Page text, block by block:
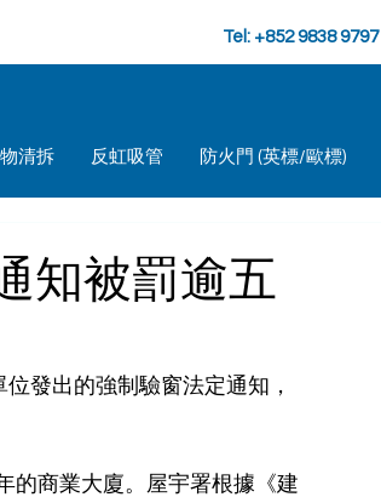
Tel: +852 9838 9797
清拆 反虹吸管 防火門 (英標/歐標)
知被罰逾五
發出的強制驗窗法定通知，
的商業大廈。屋宇署根據《建